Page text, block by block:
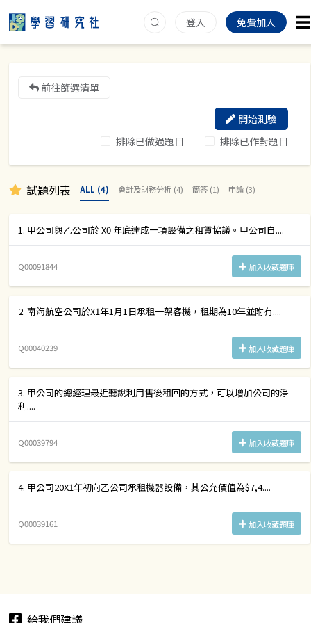
登入 免費加入
前往篩選清單
排除已做過題目 排除已作對題目
開始測驗
試題列表 ALL (4) 會計及財務分析 (4) 簡答 (1) 申論 (3)
1. 甲公司與乙公司於 X0 年底達成一項設備之租賃協議。甲公司自....
Q00091844 加入收藏題庫
2. 南海航空公司於X1年1月1日承租一架客機，租期為10年並附有....
Q00040239 加入收藏題庫
3. 甲公司的總經理最近聽說利用售後租回的方式，可以增加公司的淨
利....
Q00039794 加入收藏題庫
4. 甲公司20X1年初向乙公司承租機器設備，其公允價值為$7,4....
Q00039161 加入收藏題庫
給我們建議